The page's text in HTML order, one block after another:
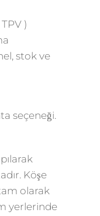
)
stok ve
seçeneği.
Köşe
olarak
yerlerinde